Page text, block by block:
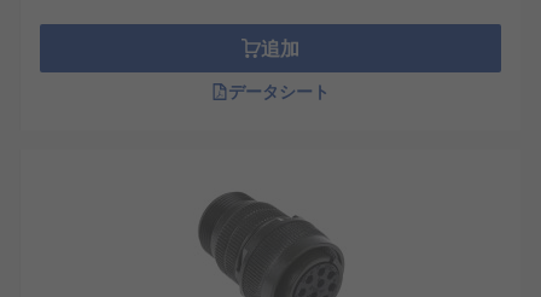
端子の性別：接続相手に応じて、オス・メス
ど、機器構造に適した取り付け方法を選びま
：接続スペースや電流容量に
合わせて外径・長さを確認します。
追加
データシート